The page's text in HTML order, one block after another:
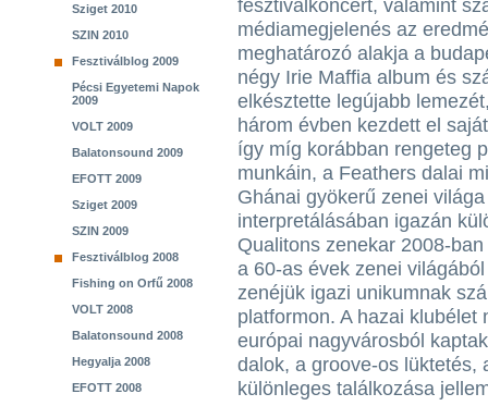
Sziget 2010
SZIN 2010
Fesztiválblog 2009
Pécsi Egyetemi Napok
2009
VOLT 2009
Balatonsound 2009
EFOTT 2009
Sziget 2009
SZIN 2009
Fesztiválblog 2008
Fishing on Orfű 2008
VOLT 2008
Balatonsound 2008
Hegyalja 2008
EFOTT 2008
fesztiválkoncert, valamint
médiamegjelenés az
meghatározó alakja a
négy Irie Maffia album és
elkésztette legújabb
három évben kezdett el
így míg korábban rengeteg
munkáin, a Feathers dalai
Ghánai gyökerű zenei
interpretálásában igazán
Qualitons zenekar 2008-
a 60-as évek zenei
zenéjük igazi unikumnak
platformon. A hazai
európai nagyvárosból
dalok, a groove-os lüktetés,
különleges találkozása